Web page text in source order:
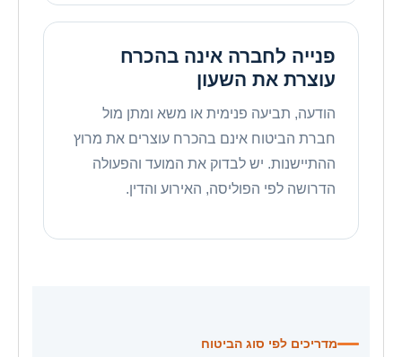
פנייה לחברה אינה בהכרח
עוצרת את השעון
הודעה, תביעה פנימית או משא ומתן מול
חברת הביטוח אינם בהכרח עוצרים את מרוץ
ההתיישנות. יש לבדוק את המועד והפעולה
הדרושה לפי הפוליסה, האירוע והדין.
מדריכים לפי סוג הביטוח